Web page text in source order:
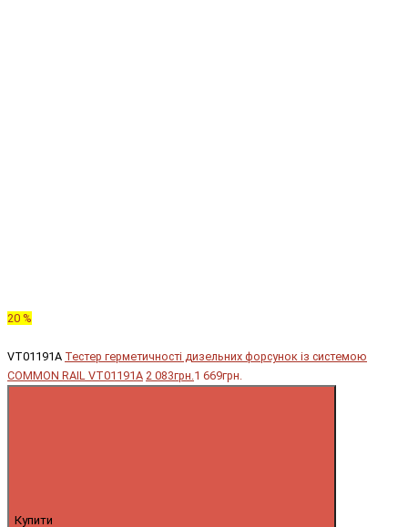
20 %
VT01191A Тестер герметичності дизельних форсунок із системою
COMMON RAIL VT01191A 2 083грн.1 669грн.
Купити